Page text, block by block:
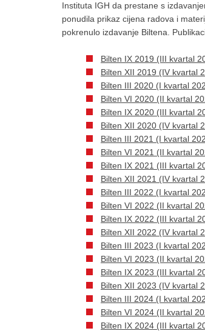
Instituta IGH da prestane s
ponudila prikaz cijena radova i
pokrenulo izdavanje Biltena.
Bilten IX 2019 (III kvartal
Bilten XII 2019 (IV kvartal
Bilten III 2020 (I kvartal
Bilten VI 2020 (II kvartal
Bilten IX 2020 (III kvartal
Bilten XII 2020 (IV kvartal
Bilten III 2021 (I kvartal
Bilten VI 2021 (II kvartal
Bilten IX 2021 (III kvartal
Bilten XII 2021 (IV kvartal
Bilten III 2022 (I kvartal
Bilten VI 2022 (II kvartal
Bilten IX 2022 (III kvartal
Bilten XII 2022 (IV kvartal
Bilten III 2023 (I kvartal
Bilten VI 2023 (II kvartal
Bilten IX 2023 (III kvartal
Bilten XII 2023 (IV kvartal
Bilten III 2024 (I kvartal
Bilten VI 2024 (II kvartal
Bilten IX 2024 (III kvartal